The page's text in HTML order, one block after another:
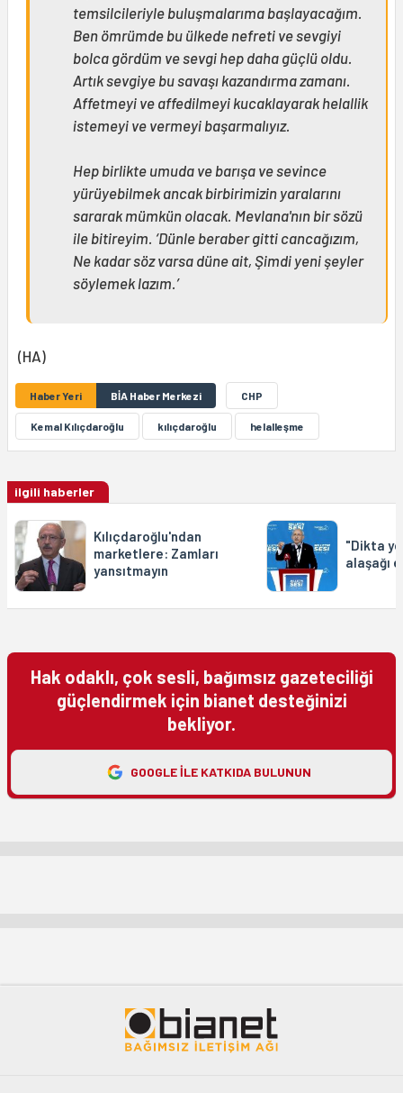
temsilcileriyle buluşmalarıma başlayacağım.
Ben ömrümde bu ülkede nefreti ve sevgiyi
bolca gördüm ve sevgi hep daha güçlü oldu.
Artık sevgiye bu savaşı kazandırma zamanı.
Affetmeyi ve affedilmeyi kucaklayarak helallik
istemeyi ve vermeyi başarmalıyız.
Hep birlikte umuda ve barışa ve sevince
yürüyebilmek ancak birbirimizin yaralarını
sararak mümkün olacak. Mevlana'nın bir sözü
ile bitireyim. ‘Dünle beraber gitti cancağızım,
Ne kadar söz varsa düne ait, Şimdi yeni şeyler
söylemek lazım.’
(HA)
Haber Yeri BİA Haber Merkezi CHP
Kemal Kılıçdaroğlu kılıçdaroğlu helalleşme
ilgili haberler
Kılıçdaroğlu'ndan
marketlere: Zamları
yansıtmayın
"Dikta
alaşağı
Hak odaklı, çok sesli, bağımsız gazeteciliği
güçlendirmek için bianet desteğinizi
bekliyor.
GOOGLE ILE KATKIDA BULUNUN